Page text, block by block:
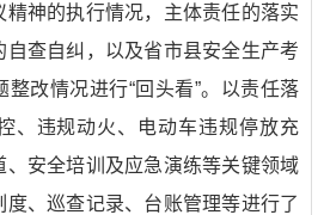
神的执行情况，主体责任的落实
查自纠，以及省市县安全生产考
改情况进行“回头看”。以责任落
、违规动火、电动车违规停放充
、安全培训及应急演练等关键领域
、巡查记录、台账管理等进行了